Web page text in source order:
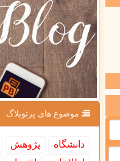
موضوع های پرتوبلاگ
دانشگاه پژوهش